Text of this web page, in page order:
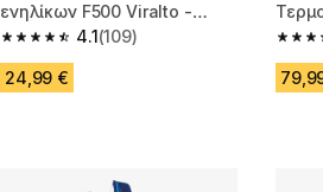
ενηλίκων F500 Viralto -
Μαύρο/Λευκό
4.1
4.1 out of 5 stars from 109 reviews
(109)
24,99 €
4.0